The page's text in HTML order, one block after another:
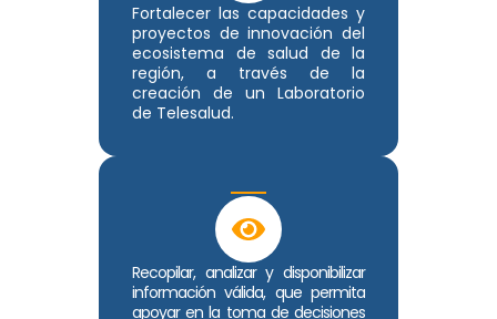
Fortalecer las capacidades y
proyectos de innovación del
ecosistema de salud de la
región, a través de la
creación de un Laboratorio
de Telesalud.
Recopilar, analizar y disponibilizar
información válida, que permita
apoyar en la toma de decisiones